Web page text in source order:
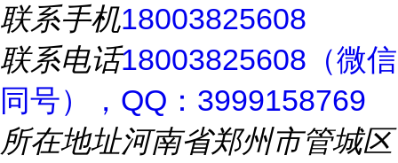
联系手机18003825608
联系电话18003825608（微信
同号），QQ：3999158769
所在地址河南省郑州市管城区